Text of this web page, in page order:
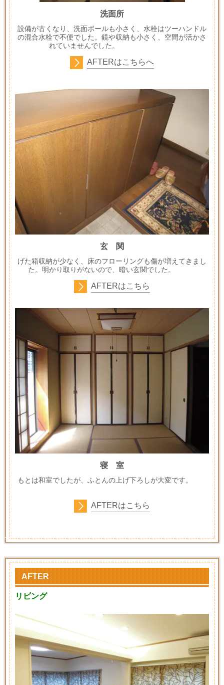
洗面所
設備が古くなり、洗面ボールも小さく、水栓はツーハンドル
の混合水栓で不便でした。鏡や収納も小さく、空間が活かさ
れていませんでした。
AFTERはこちらへ
玄 関
げた箱収納が少なく、床のフローリングも傷が増えてきまし
た。明かり取りがないので、暗い玄関でした。
AFTERはこちら
寝 室
もとは和室でしたが、ふとんの上げ下ろしが大変です。
AFTERはこちら
AFTER
リビング